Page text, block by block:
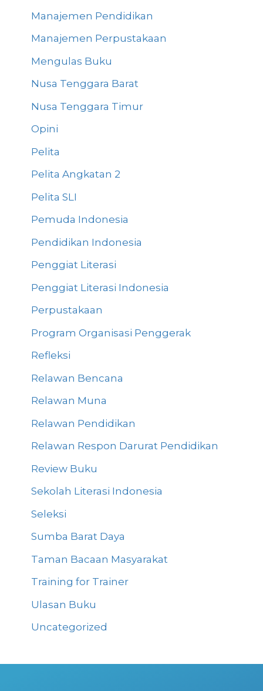
Manajemen Pendidikan
Manajemen Perpustakaan
Mengulas Buku
Nusa Tenggara Barat
Nusa Tenggara Timur
Opini
Pelita
Pelita Angkatan 2
Pelita SLI
Pemuda Indonesia
Pendidikan Indonesia
Penggiat Literasi
Penggiat Literasi Indonesia
Perpustakaan
Program Organisasi Penggerak
Refleksi
Relawan Bencana
Relawan Muna
Relawan Pendidikan
Relawan Respon Darurat Pendidikan
Review Buku
Sekolah Literasi Indonesia
Seleksi
Sumba Barat Daya
Taman Bacaan Masyarakat
Training for Trainer
Ulasan Buku
Uncategorized